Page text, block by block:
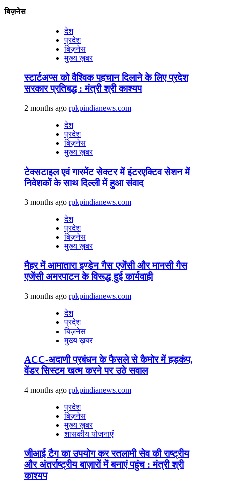
बिज़नेस
देश
प्रदेश
बिज़नेस
मुख्य ख़बर
स्टार्टअप्स को वैश्विक पहचान दिलाने के लिए प्रदेश
सरकार प्रतिबद्ध : मंत्री श्री काश्यप
2 months ago rpkpindianews.com
देश
प्रदेश
बिज़नेस
मुख्य ख़बर
टेक्सटाइल एवं गारमेंट सेक्टर में इंटरएक्टिव सेशन में
निवेशकों के साथ दिल्ली में हुआ संवाद
3 months ago rpkpindianews.com
देश
प्रदेश
बिज़नेस
मुख्य ख़बर
मैहर में आमातारा इण्डेन गैस एजेंसी और मानसी गैस
एजेंसी अमरपाटन के विरूद्ध हुई कार्यवाही
3 months ago rpkpindianews.com
देश
प्रदेश
बिज़नेस
मुख्य ख़बर
ACC-अदाणी प्रबंधन के फैसले से कैमोर में हड़कंप,
वेंडर सिस्टम खत्म करने पर उठे सवाल
4 months ago rpkpindianews.com
प्रदेश
बिज़नेस
मुख्य ख़बर
शासकीय योजनाएं
जीआई टैग का उपयोग कर रतलामी सेव की राष्ट्रीय
और अंतर्राष्ट्रीय बाज़ारों में बनाएं पहुंच : मंत्री श्री
काश्यप